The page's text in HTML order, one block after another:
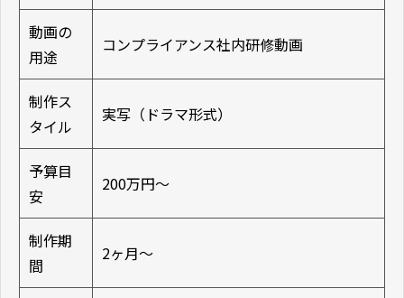
動画の
用途
コンプライアンス社内研修動画
制作ス
タイル
実写（ドラマ形式）
予算目
安
200万円〜
制作期
間
2ヶ月〜